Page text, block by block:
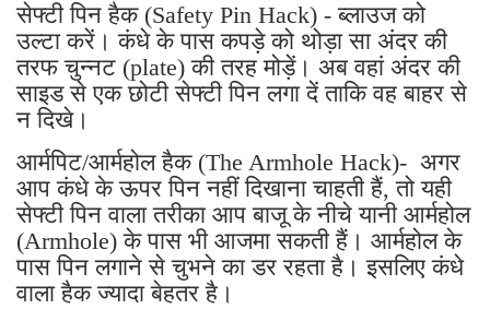
सेफ्टी पिन हैक (Safety Pin Hack) - ब्लाउज को
उल्टा करें। कंधे के पास कपड़े को थोड़ा सा अंदर की
तरफ चुन्नट (plate) की तरह मोड़ें। अब वहां अंदर की
साइड से एक छोटी सेफ्टी पिन लगा दें ताकि वह बाहर से
न दिखे।
आर्मपिट/आर्महोल हैक (The Armhole Hack)- अगर
आप कंधे के ऊपर पिन नहीं दिखाना चाहती हैं, तो यही
सेफ्टी पिन वाला तरीका आप बाजू के नीचे यानी आर्महोल
(Armhole) के पास भी आजमा सकती हैं। आर्महोल के
पास पिन लगाने से चुभने का डर रहता है। इसलिए कंधे
वाला हैक ज्यादा बेहतर है।